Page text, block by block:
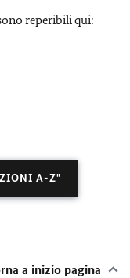
reperibili qui:
A-Z"
a inizio pagina